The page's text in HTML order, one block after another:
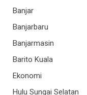
Banjar
Banjarbaru
Banjarmasin
Barito Kuala
Ekonomi
Hulu Sungai Selatan